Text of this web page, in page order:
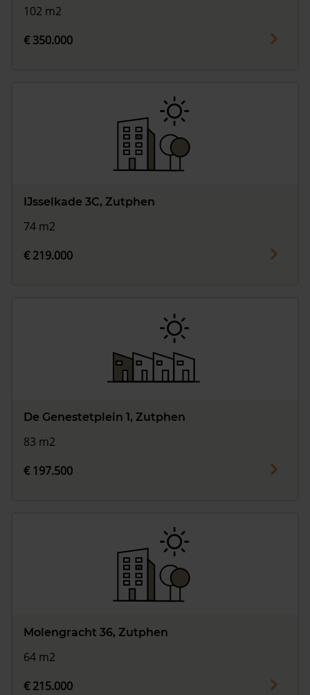
102 m2
€ 350.000
IJsselkade 3C, Zutphen
74 m2
€ 219.000
De Genestetplein 1, Zutphen
83 m2
€ 197.500
Molengracht 36, Zutphen
64 m2
€ 215.000